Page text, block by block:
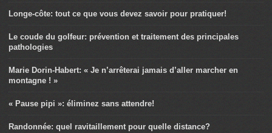
Longe-côte: tout ce que vous devez savoir pour pratiquer!
Le coude du golfeur: prévention et traitement des principales
pathologies
Marie Dorin-Habert: « Je n’arrêterai jamais d’aller marcher en
montagne ! »
« Pause pipi »: éliminez sans attendre!
Randonnée: quel ravitaillement pour quelle distance?